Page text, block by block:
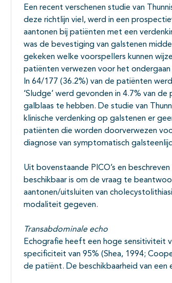
Een recent verschenen studie van
deze richtlijn viel, werd in een
aantonen bij patiënten met een
was de bevestiging van galstenen
gekeken welke voorspellers kunnen
patiënten verwezen voor het
In 64/177 (36.2%) van de patiënten
‘Sludge’ werd gevonden in 4.7% van
galblaas te hebben. De studie van
klinische verdenking op galstenen er
patiënten die worden doorverwezen
diagnose van symptomatisch
Uit bovenstaande PICO’s en
beschikbaar is om de vraag te
aantonen/uitsluiten van
modaliteit gegeven.
Transabdominale echo
Echografie heeft een hoge sensitiviteit
specificiteit van 95% (Shea, 1994;
de patiënt. De beschikbaarheid van een